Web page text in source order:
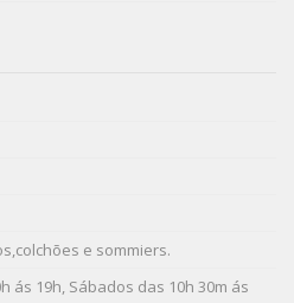
e sommiers.
ás 19h, Sábados das 10h 30m ás